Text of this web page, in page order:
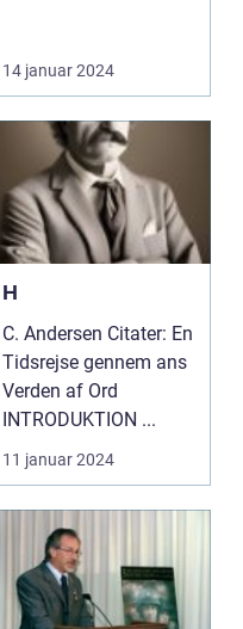
14 januar 2024
H
C. Andersen Citater: En
Tidsrejse gennem ans
Verden af Ord
INTRODUKTION ...
11 januar 2024